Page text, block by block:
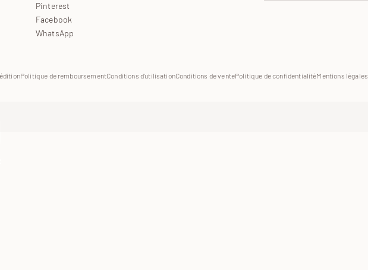
Pinterest
Facebook
WhatsApp
Politique de remboursementConditions d'utilisationConditions de ventePolitique de confidentialitéMentions légales